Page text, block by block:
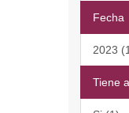
Fecha
2023
Tiene